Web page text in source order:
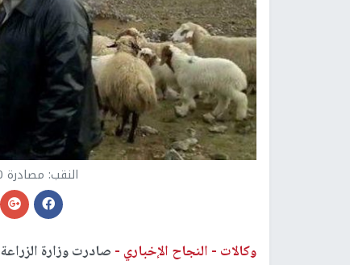
النقب: مصادرة 150 رأس غنم من قرية أم بطين
وكالات - النجاح الإخباري - صادرت وزارة